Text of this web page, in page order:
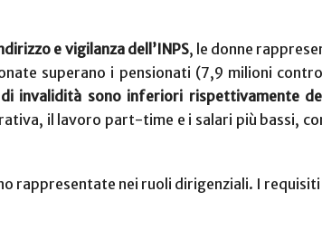
e vigilanza dell’INPS, le donne
superano i pensionati (7,9 milioni
invalidità sono inferiori rispettivamente
il lavoro part-time e i salari più bassi,
rappresentate nei ruoli dirigenziali. I